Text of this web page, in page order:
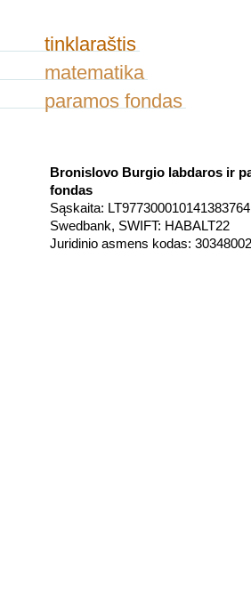
tinklaraštis
matematika
paramos fondas
Bronislovo Burgio labdaros ir
fondas
Sąskaita: LT977300010141383764
Swedbank, SWIFT: HABALT22
Juridinio asmens kodas: